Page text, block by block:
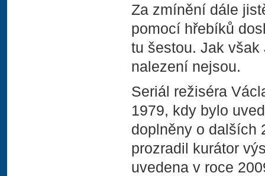
Za zmínění dále
pomocí hřebíků
tu šestou. Jak
nalezení nejsou.
Seriál režiséra
1979, kdy bylo
doplněny o dalších
prozradil kurátor
uvedena v roce